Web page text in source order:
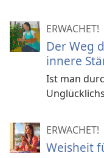
ERWACHET!
Der Weg
innere
Ist man
ERWACHET!
Weisheit